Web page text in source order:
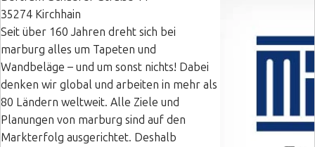
35274 Kirchhain
Seit über 160 Jahren dreht sich bei
marburg alles um Tapeten und
Wandbeläge – und um sonst nichts! Dabei
denken wir global und arbeiten in mehr als
80 Ländern weltweit. Alle Ziele und
Planungen von marburg sind auf den
Markterfolg ausgerichtet. Deshalb